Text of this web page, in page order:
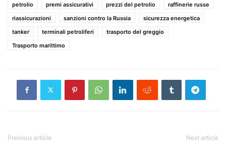
petrolio
premi assicurativi prezzi del petrolio
raffinerie russe
riassicurazioni
sanzioni contro la Russia
sicurezza energetica
tanker
terminali petroliferi
trasporto del greggio
Trasporto marittimo
Previous article Next article